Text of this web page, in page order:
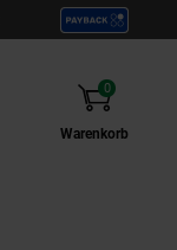
Warenkorb
0
Artikel